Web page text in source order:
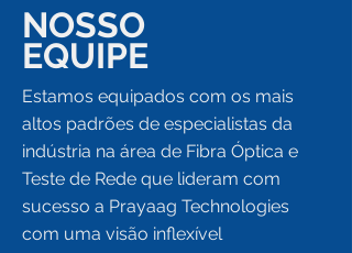
NOSSO
EQUIPE
Estamos equipados com os mais
altos padrões de especialistas da
indústria na área de Fibra Óptica e
Teste de Rede que lideram com
sucesso a Prayaag Technologies
com uma visão inflexível